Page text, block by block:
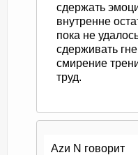
сдержать
внутренне
пока не
сдерживать
смирение
труд.
Azи N говорит